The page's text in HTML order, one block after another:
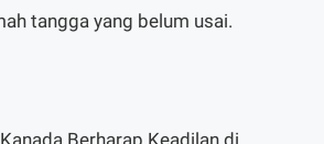
tangga yang belum usai.
Berharap Keadilan di